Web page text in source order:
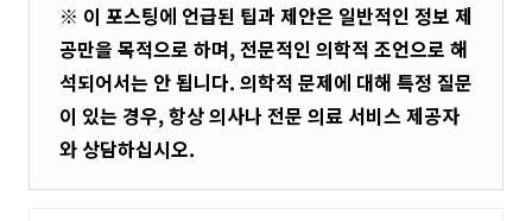
※ 이 포스팅에 언급된 팁과 제안은 일반적인 정보 제
공만을 목적으로 하며, 전문적인 의학적 조언으로 해
석되어서는 안 됩니다. 의학적 문제에 대해 특정 질문
이 있는 경우, 항상 의사나 전문 의료 서비스 제공자
와 상담하십시오.